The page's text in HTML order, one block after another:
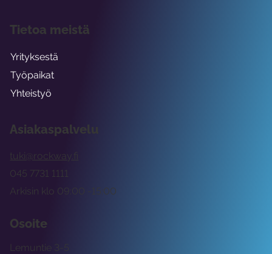
Asiakaspalvelu
tuki@rockway.fi
Arkisin klo 09:00 -15:00
045 7731 1111
Osoite
Lemuntie 3-5
Tietoa meistä
Yrityksestä
Työpaikat
Yhteistyö